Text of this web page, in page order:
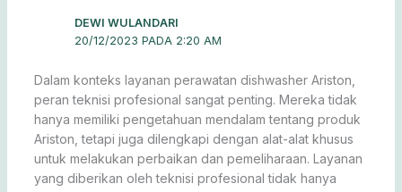
DEWI WULANDARI
20/12/2023 PADA 2:20 AM
Dalam konteks layanan perawatan dishwasher Ariston,
peran teknisi profesional sangat penting. Mereka tidak
hanya memiliki pengetahuan mendalam tentang produk
Ariston, tetapi juga dilengkapi dengan alat-alat khusus
untuk melakukan perbaikan dan pemeliharaan. Layanan
yang diberikan oleh teknisi profesional tidak hanya